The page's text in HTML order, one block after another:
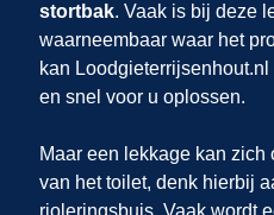
stortbak. Vaak is bij deze
waarneembaar waar het
kan
en snel voor u oplossen.
Maar een lekkage kan
van het toilet, denk hierbij